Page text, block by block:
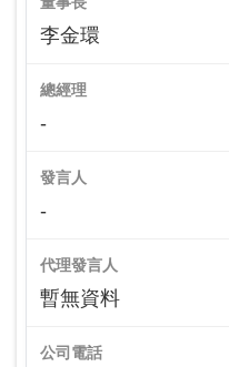
李金環
總經理
-
發言人
-
代理發言人
暫無資料
公司電話